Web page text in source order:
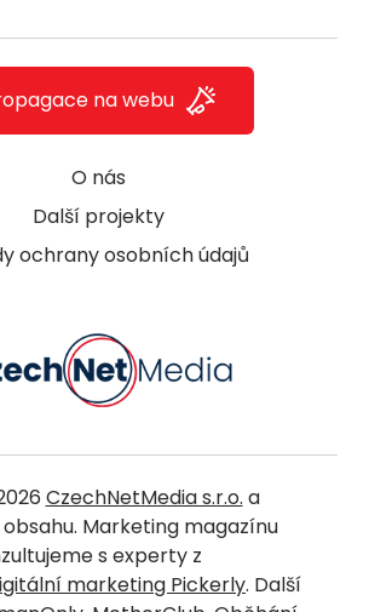
O nás
Další projekty
ochrany osobních údajů
na webu
CzechNetMedia s.r.o. a
Marketing magazínu
s experty z
marketing Pickerly. Další